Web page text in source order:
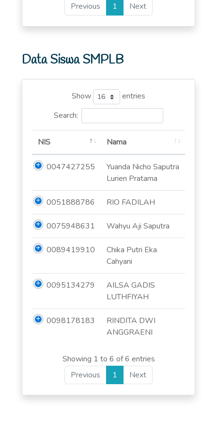
Previous
1 Next
Data Siswa SMPLB
Show
entries
Search:
NIS Nama
0047427255
Yuanda Nicho Saputra
Lurien Pratama
0051888786 RIO FADILAH
0075948631 Wahyu Aji Saputra
0089419910
Chika Putri Eka
Cahyani
0095134279
AILSA GADIS
LUTHFIYAH
0098178183
RINDITA DWI
ANGGRAENI
Showing 1 to 6 of 6 entries
Previous
1 Next